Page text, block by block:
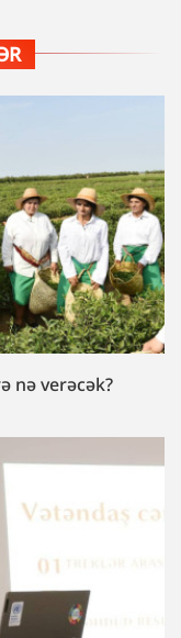
nə verəcək?